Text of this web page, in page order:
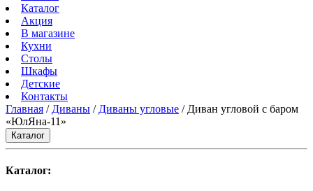
Каталог
Акция
В магазине
Кухни
Столы
Шкафы
Детские
Контакты
Главная / Диваны / Диваны угловые / Диван угловой с баром
«ЮлЯна-11»
Каталог
Каталог: